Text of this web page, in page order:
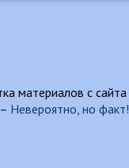
материалов с сайта
Невероятно, но факт!